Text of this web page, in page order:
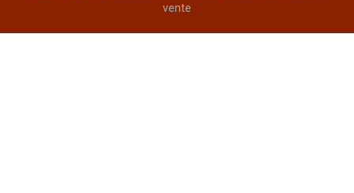
vente